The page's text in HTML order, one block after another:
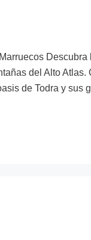
Descubra
del Alto
de Todra y sus